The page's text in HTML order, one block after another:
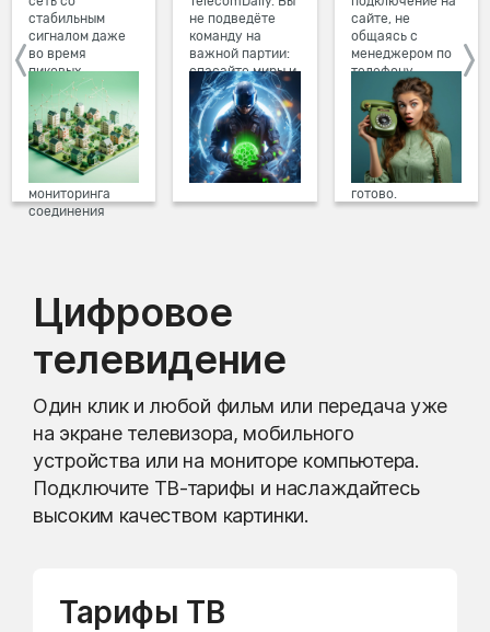
стабильным
сигналом даже
во время
пиковых
нагрузок в
вечернее время.
Мы постоянно
обновляем наше
оборудование в
домах, а система
мониторинга
соединения
не подведёте
команду на
важной партии:
спасайте миры и
побеждайте с
друзьями в
онлайн-играх.
сайте, не
общаясь с
менеджером по
телефону.
Просто в три
клика заполните
форму заявки на
сайте, выберите
дату и время
подключения,
готово.
Цифровое
телевидение
Один клик и любой фильм или передача уже
на экране телевизора, мобильного
устройства или на мониторе компьютера.
Подключите ТВ-тарифы и наслаждайтесь
высоким качеством картинки.
Тарифы ТВ